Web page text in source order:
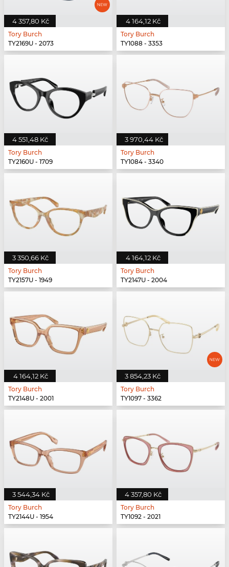
4 357,80 Kč
Tory Burch
TY2169U - 2073
4 164,12 Kč
Tory Burch
TY1088 - 3353
4 551,48 Kč
Tory Burch
TY2160U - 1709
3 970,44 Kč
Tory Burch
TY1084 - 3340
3 350,66 Kč
Tory Burch
TY2157U - 1949
4 164,12 Kč
Tory Burch
TY2147U - 2004
4 164,12 Kč
Tory Burch
TY2148U - 2001
3 854,23 Kč
Tory Burch
TY1097 - 3362
3 544,34 Kč
Tory Burch
TY2144U - 1954
4 357,80 Kč
Tory Burch
TY1092 - 2021